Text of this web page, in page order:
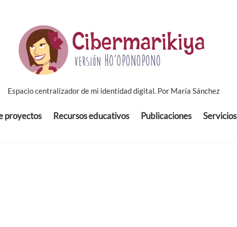
Espacio centralizador de mi identidad digital. Por María Sánchez
proyectos Recursos educativos Publicaciones Servicios